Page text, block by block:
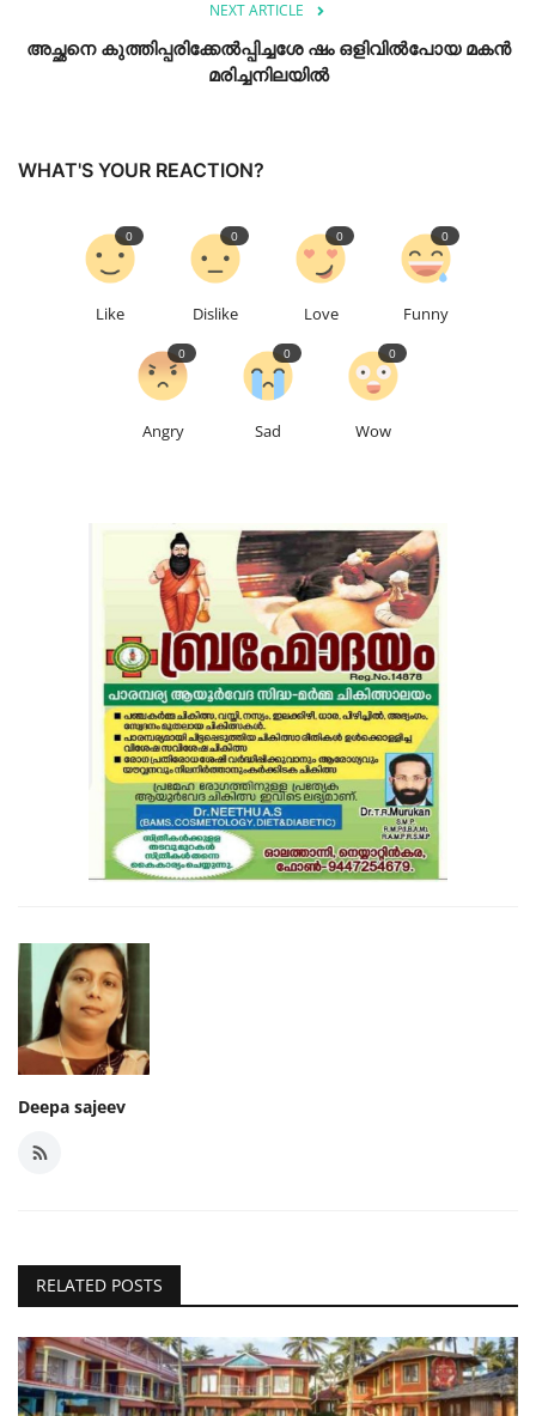
NEXT ARTICLE
അച്ഛനെ കുത്തിപ്പരിക്കേൽപ്പിച്ചശേ ഷം ഒളിവിൽപോയ മകൻ
മരിച്ചനിലയിൽ
WHAT'S YOUR REACTION?
Like
0
Dislike
0
Love
0
Funny
0
Angry
0
Sad
0
Wow
0
Deepa sajeev
RELATED POSTS